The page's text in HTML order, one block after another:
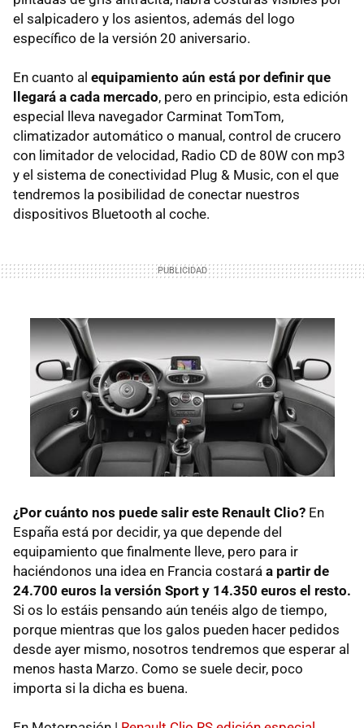
el salpicadero y los asientos, además del logo
específico de la versión 20 aniversario.
En cuanto al equipamiento aún está por definir que
llegará a cada mercado, pero en principio, esta edición
especial lleva navegador Carminat TomTom,
climatizador automático o manual, control de crucero
con limitador de velocidad, Radio CD de 80W con mp3
y el sistema de conectividad Plug & Music, con el que
tendremos la posibilidad de conectar nuestros
dispositivos Bluetooth al coche.
¿Por cuánto nos puede salir este Renault Clio? En
España está por decidir, ya que depende del
equipamiento que finalmente lleve, pero para ir
haciéndonos una idea en Francia costará a partir de
24.700 euros la versión Sport y 14.350 euros el resto.
Si os lo estáis pensando aún tenéis algo de tiempo,
porque mientras que los galos pueden hacer pedidos
desde ayer mismo, nosotros tendremos que esperar al
menos hasta Marzo. Como se suele decir, poco
importa si la dicha es buena.